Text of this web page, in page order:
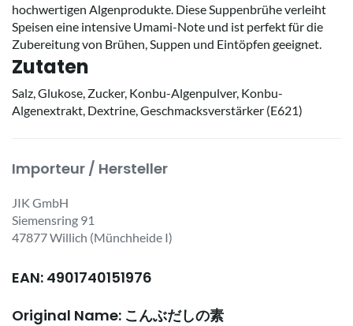
hochwertigen Algenprodukte. Diese Suppenbrühe verleiht
Speisen eine intensive Umami-Note und ist perfekt für die
Zubereitung von Brühen, Suppen und Eintöpfen geeignet.
Zutaten
Salz, Glukose, Zucker, Konbu-Algenpulver, Konbu-
Algenextrakt, Dextrine, Geschmacksverstärker (E621)
Importeur / Hersteller
JIK GmbH
Siemensring 91
47877 Willich (Münchheide I)
EAN: 4901740151976
Original Name: こんぶだしの素